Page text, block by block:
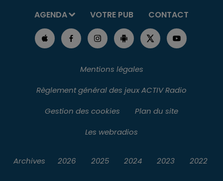
AGENDA
VOTRE PUB CONTACT
Mentions légales
Règlement général des jeux ACTIV Radio
Gestion des cookies
Plan du site
Les webradios
Archives 2026 2025 2024 2023 2022